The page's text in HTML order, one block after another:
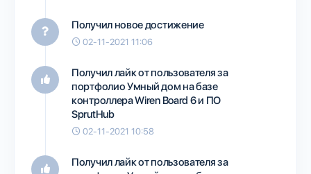
Получил новое достижение
02-11-2021 11:06
Получил лайк от пользователяза
портфолиоУмный дом на базе
контроллера Wiren Board 6 и ПО
SprutHub
02-11-2021 10:58
Получил лайк от пользователяза